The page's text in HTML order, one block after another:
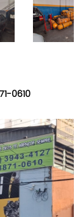
0610